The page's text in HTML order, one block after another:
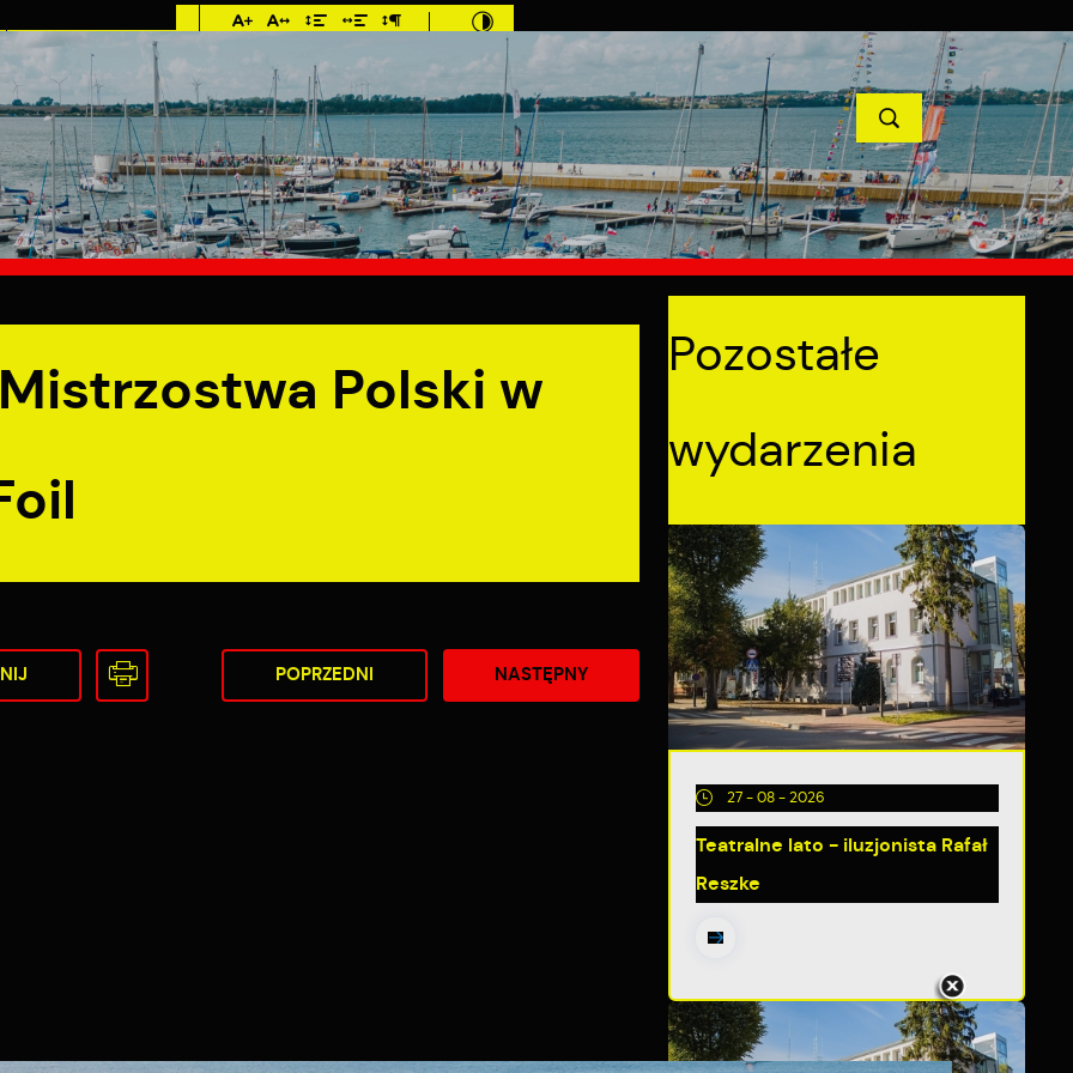
Imieniny: Iza, Cyprian,
Dominik
MIESZKANIEC TURYSTYKA INWESTYCJE PROJEKTY UNIJNE KONTAKT
w klasach Tech, FF i Foil POPRZEDNI NASTĘPNY
Polski w
POPRZEDNI NASTĘPNY
Pozostałe
wydarzenia
27 - 08 - 2026
Teatralne lato - iluzjonista Rafał
Reszke